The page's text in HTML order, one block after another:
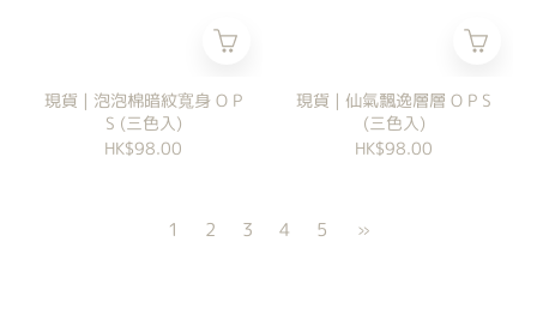
現貨 | 泡泡棉暗紋寬身 O P
S (三色入)
HK$98.00
現貨 | 仙氣飄逸層層 O P S
(三色入)
HK$98.00
1 2 3 4 5 »